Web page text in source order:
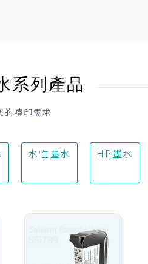
系列產品
的噴印需求
水性墨水 HP墨水